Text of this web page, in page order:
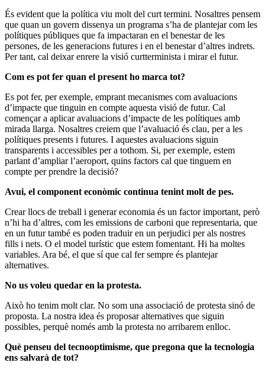
És evident que la política viu molt del curt termini. Nosaltres pensem
que quan un govern dissenya un programa s’ha de plantejar com les
polítiques públiques que fa impactaran en el benestar de les
persones, de les generacions futures i en el benestar d’altres indrets.
Per tant, cal deixar enrere la visió curtterminista i mirar el futur.
Com es pot fer quan el present ho marca tot?
Es pot fer, per exemple, emprant mecanismes com avaluacions
d’impacte que tinguin en compte aquesta visió de futur. Cal
començar a aplicar avaluacions d’impacte de les polítiques amb
mirada llarga. Nosaltres creiem que l’avaluació és clau, per a les
polítiques presents i futures. I aquestes avaluacions siguin
transparents i accessibles per a tothom. Si, per exemple, estem
parlant d’ampliar l’aeroport, quins factors cal que tinguem en
compte per prendre la decisió?
Avui, el component econòmic continua tenint molt de pes.
Crear llocs de treball i generar economia és un factor important, però
n’hi ha d’altres, com les emissions de carboni que representaria, que
en un futur també es poden traduir en un perjudici per als nostres
fills i nets. O el model turístic que estem fomentant. Hi ha moltes
variables. Ara bé, el que sí que cal fer sempre és plantejar
alternatives.
No us voleu quedar en la protesta.
Això ho tenim molt clar. No som una associació de protesta sinó de
proposta. La nostra idea és proposar alternatives que siguin
possibles, perquè només amb la protesta no arribarem enlloc.
Què penseu del tecnooptimisme, que pregona que la tecnologia
ens salvarà de tot?